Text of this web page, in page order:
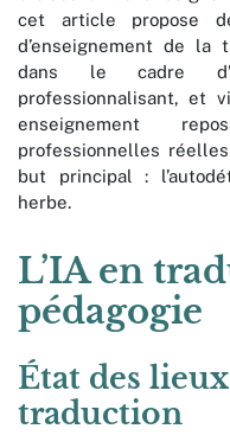
cet article propose
d’enseignement de
dans le cadre
professionnalisant, et
enseignement
professionnelles
but principal :
herbe.
L’IA en
pédagogie
État des
traduction